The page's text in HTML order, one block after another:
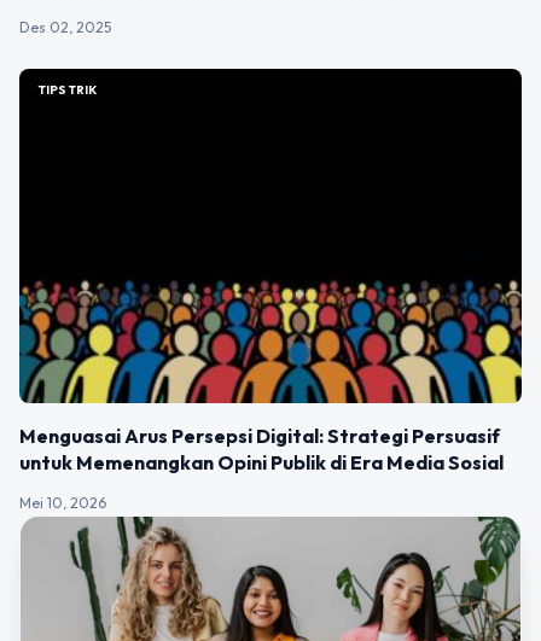
Des 02, 2025
TIPS TRIK
Menguasai Arus Persepsi Digital: Strategi Persuasif
untuk Memenangkan Opini Publik di Era Media Sosial
Mei 10, 2026